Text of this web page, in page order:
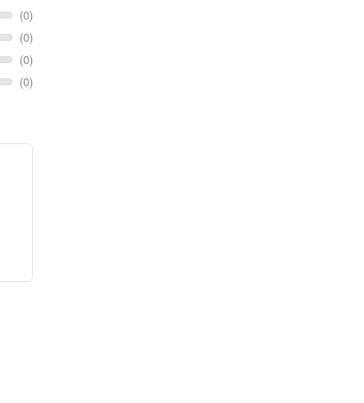
(0)
(0)
(0)
(0)